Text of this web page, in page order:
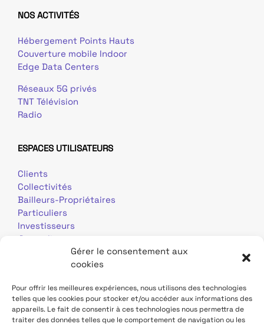
Gérer le consentement aux
cookies
Pour offrir les meilleures expériences, nous utilisons des technologies
telles que les cookies pour stocker et/ou accéder aux informations des
appareils. Le fait de consentir à ces technologies nous permettra de
traiter des données telles que le comportement de navigation ou les
NOS ACTIVITÉS
Hébergement Points Hauts
Couverture mobile Indoor
Edge Data Centers
Réseaux 5G privés
TNT Télévision
Radio
ESPACES UTILISATEURS
Clients
Collectivités
Bailleurs-Propriétaires
Particuliers
Investisseurs
Journalistes